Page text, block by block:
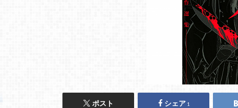
ポスト シェア 1